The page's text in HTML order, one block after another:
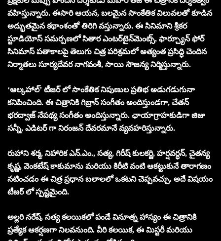
వహిస్తున్నారు. ఈసారి ఆయన, బలమైన సాంకేతిక విలువలతో కూడిన
అద్భుతమైన కథాంశంతో తిరిగి వస్తున్నారు. ఈ సినిమాని శ్రీకర
స్టూడియోస్ సమర్పణలో సితార ఎంటర్‌టైన్‌మెంట్స్, ఫార్చ్యూన్ ఫోర్
సినిమాస్ పతాకాలపై తెలుగు చిత్ర పరిశ్రమలో అత్యంత ప్రసిద్ధి చెందిన
నిర్మాతలు సూర్యదేవర నాగవంశీ, సాయి సౌజన్య నిర్మిస్తున్నారు.
‘ఆల్కహాల్’ టీజర్ లో సాంకేతిక నిపుణుల ప్రతిభ అడుగడుగునా
కనిపించింది. ఈ చిత్రానికి గిబ్రాన్ సంగీతం అందిస్తుండగా, చేతన్
భరద్వాజ్ నేపథ్య సంగీతం అందిస్తున్నారు. ఛాయాగ్రాహకుడిగా జిజు
సన్నీ, ఎడిటర్ గా నిరంజన్ దేవరమానే వ్యవహరిస్తున్నారు.
రుహాని శర్మ, నిహారిక ఎన్.ఎం., సత్య, గిరీష్ కులకర్ణి, హర్షవర్ధన్, చైతన్య
కృష్ణ, వెంకటేష్ కాకుమాను మరియు కిరీటి వంటి ఆకట్టుకునే తారాగణం
నటించడం ఈ చిత్ర ప్రధాన బలాలలో ఒకటని చెప్పవచ్చు. అదే విషయం
టీజర్ లో స్పష్టమైంది.
అల్లరి నరేష్, సత్య కలయికలో పండే వినూత్న హాస్యం ఈ చిత్రానికి
ప్రత్యేక ఆకర్షణగా నిలవనుంది. వీరి కలయిక, ఈ మిస్టరీ మరియు